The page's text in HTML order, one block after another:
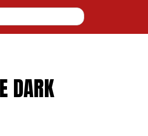
DARK